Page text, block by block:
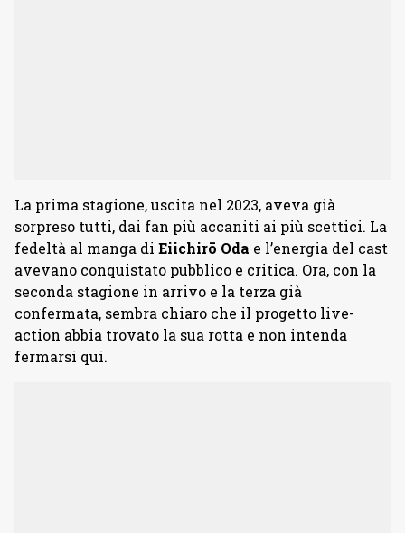
La prima stagione, uscita nel 2023, aveva già
sorpreso tutti, dai fan più accaniti ai più scettici. La
fedeltà al manga di Eiichirō Oda e l’energia del cast
avevano conquistato pubblico e critica. Ora, con la
seconda stagione in arrivo e la terza già
confermata, sembra chiaro che il progetto live-
action abbia trovato la sua rotta e non intenda
fermarsi qui.